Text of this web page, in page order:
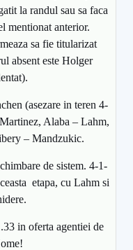
la randul sau sa faca
mentionat anterior.
sa fie titularizat
absent este Holger
(asezare in teren 4-
Alaba – Lahm,
– Mandzukic.
de sistem. 4-1-
etapa, cu Lahm si
in oferta agentiei de